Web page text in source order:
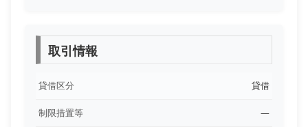
取引情報
貸借区分 貸借
制限措置等 ―